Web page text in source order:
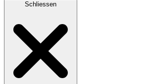
Schliessen